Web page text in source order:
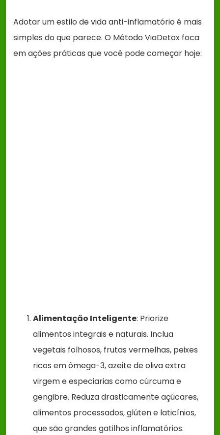
Adotar um estilo de vida anti-inflamatório é mais
simples do que parece. O Método ViaDetox foca
em ações práticas que você pode começar hoje:
Alimentação Inteligente: Priorize
alimentos integrais e naturais. Inclua
vegetais folhosos, frutas vermelhas, peixes
ricos em ômega-3, azeite de oliva extra
virgem e especiarias como cúrcuma e
gengibre. Reduza drasticamente açúcares,
alimentos processados, glúten e laticínios,
que são grandes gatilhos inflamatórios.